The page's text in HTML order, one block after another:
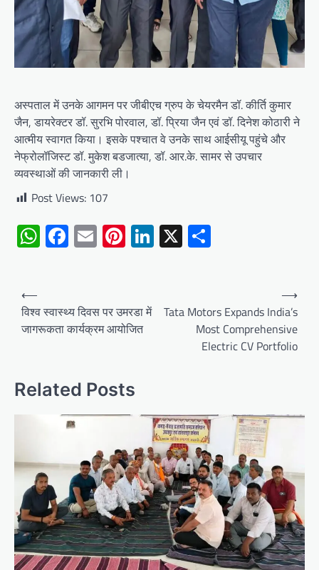
अस्पताल में उनके आगमन पर जीबीएच ग्रुप के चेयरमैन डॉ. कीर्ति कुमार
जैन, डायरेक्टर डॉ. सुरभि पोरवाल, डॉ. प्रिया जैन एवं डॉ. दिनेश कोठारी ने
आत्मीय स्वागत किया। इसके पश्चात वे उनके साथ आईसीयू पहुंचे और
नेफ्रोलॉजिस्ट डॉ. मुकेश बडजात्या, डॉ. आर.के. सामर से उपचार
व्यवस्थाओं की जानकारी ली।
Post Views: 107
WhatsApp
Facebook
EmailPinterest
LinkedIn
X
Post
navigation
⟵
विश्व स्वास्थ्य दिवस पर उमरडा में
जागरूकता कार्यक्रम आयोजित
Tata Motors Expands India’s
Most Comprehensive
Electric CV Portfolio
⟶
Related Posts